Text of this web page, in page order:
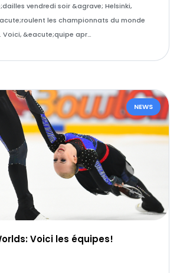
vendredi soir &agrave; Helsinki,
les championnats du monde
Voici, &eacute;quipe apr…
NEWS
Voici les équipes!